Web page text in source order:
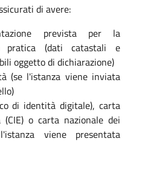
di avere:
prevista per la
pratica (dati catastali e
oggetto di dichiarazione)
(se l'istanza viene inviata
di identità digitale), carta
(CIE) o carta nazionale dei
viene presentata